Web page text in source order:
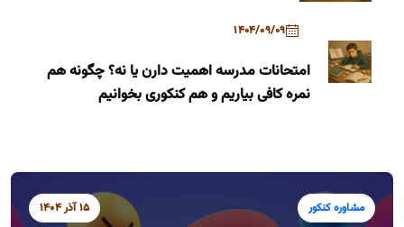
1404/09/09
امتحانات مدرسه اهمیت دارن یا نه؟ چگونه هم
نمره کافی بیاریم و هم کنکوری بخوانیم
مشاوره کنکور 15 آذر 1404